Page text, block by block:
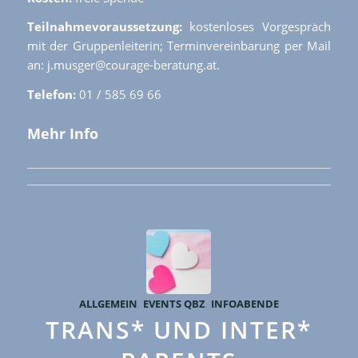
Teilnahmevoraussetzung:kostenloses Vorgespräch
mit der Gruppenleiterin; Terminvereinbarung per Mail
an: j.musger@courage-beratung.at.
Telefon:01 / 585 69 66
Mehr Info
ALLGEMEIN, EVENTS QBZ, INFOABENDE
TRANS* UND INTER*